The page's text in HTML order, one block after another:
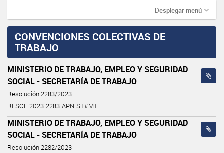
Desplegar menú
CONVENCIONES COLECTIVAS DE
TRABAJO
MINISTERIO DE TRABAJO, EMPLEO Y SEGURIDAD
SOCIAL - SECRETARÍA DE TRABAJO
Resolución 2283/2023
RESOL-2023-2283-APN-ST#MT
MINISTERIO DE TRABAJO, EMPLEO Y SEGURIDAD
SOCIAL - SECRETARÍA DE TRABAJO
Resolución 2282/2023